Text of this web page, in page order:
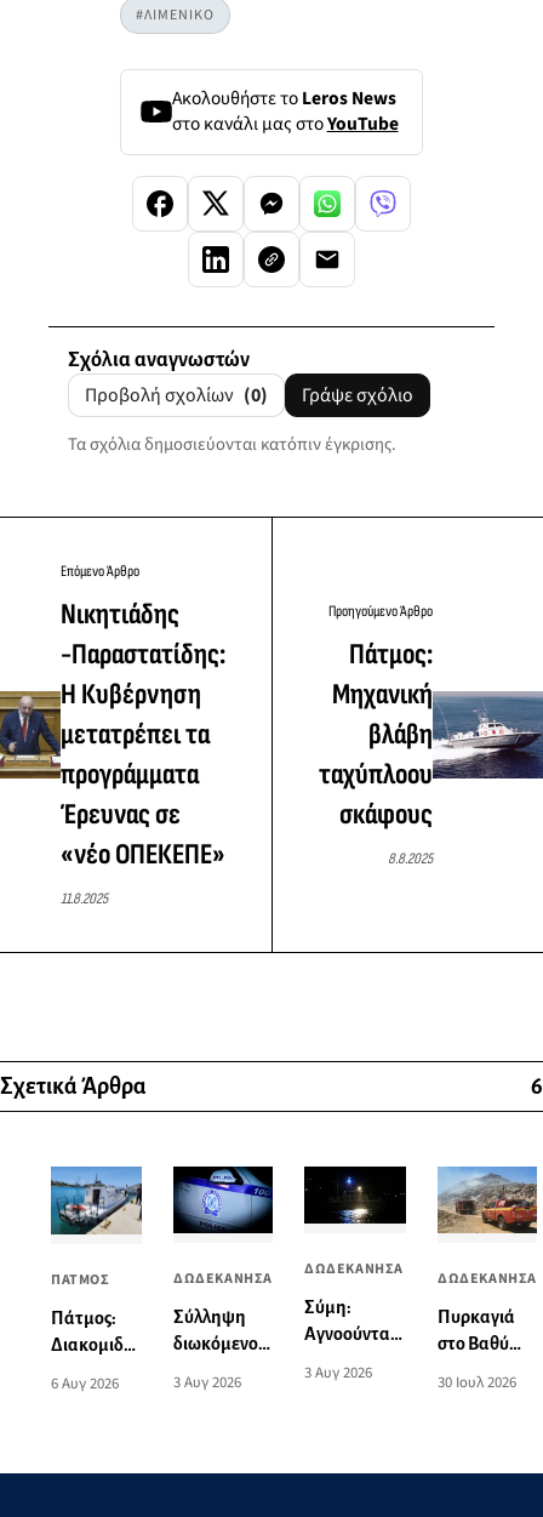
#ΛΙΜΕΝΙΚΟ
Ακολουθήστε τοLeros News
στο κανάλι μας στοYouTube
Σχόλια αναγνωστών
Προβολή σχολίων (0) Γράψε σχόλιο
Τα σχόλια δημοσιεύονται κατόπιν έγκρισης.
Επόμενο Άρθρο
Νικητιάδης
-Παραστατίδης:
Η Κυβέρνηση
μετατρέπει τα
προγράμματα
Έρευνας σε
«νέο ΟΠΕΚΕΠΕ»
11.8.2025
Προηγούμενο Άρθρο
Πάτμος:
Μηχανική
βλάβη
ταχύπλοου
σκάφους
8.8.2025
Σχετικά Άρθρα 6
ΠΑΤΜΟΣ
Πάτμος:
Διακομιδή
στη Λέρο
σκάφος του
6 Αυγ 2026
ΔΩΔΕΚΑΝΗΣΑ
Σύλληψη
διωκόμενου
στην
3 Αυγ 2026
ΔΩΔΕΚΑΝΗΣΑ
Σύμη:
Αγνοούνται
επιβάτες
3 Αυγ 2026
ΔΩΔΕΚΑΝΗΣΑ
Πυρκαγιά
στο Βαθύ
30 Ιουλ 2026